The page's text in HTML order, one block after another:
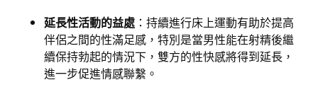
延長性活動的益處 ：持續進行床上運動有助於提高
伴侶之間的性滿足感，特別是當男性能在射精後繼
續保持勃起的情況下，雙方的性快感將得到延長，
進一步促進情感聯繫。